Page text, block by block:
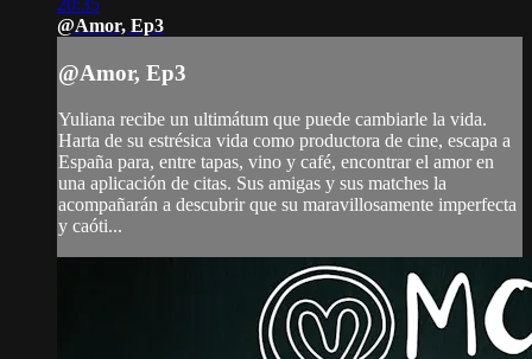
20:35
@Amor, Ep3
@Amor, Ep3
Yuliana recibe un ultimátum que puede cambiarle la vida.
Harta de su estrésica vida como productora de cine, escapa a
España para, entre tapas, vino y café, encontrar el amor en
una aplicación de citas. Sus amigas y sus matches la
acompañarán a descubrir que su maravillosamente imperfecta
y caóti...